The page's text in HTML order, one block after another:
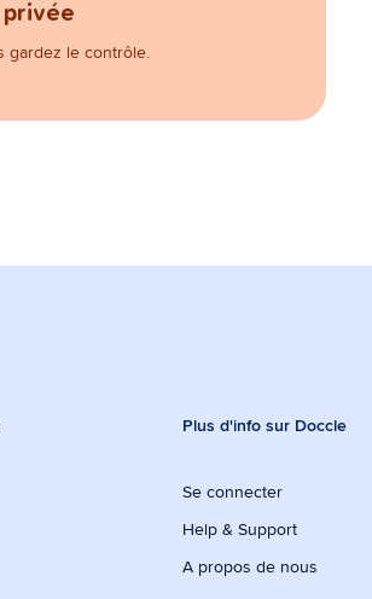
gardez le contrôle.
Plus d'info sur Doccle
Se connecter
Help & Support
A propos de nous